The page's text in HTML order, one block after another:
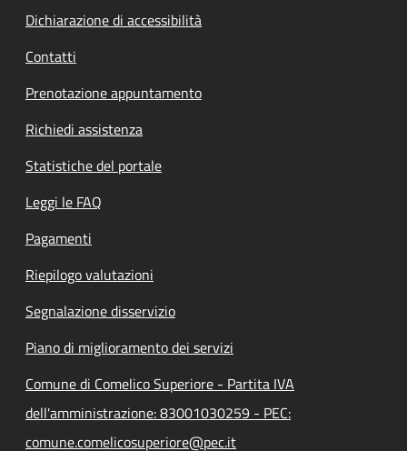
Dichiarazione di accessibilità
Contatti
Prenotazione appuntamento
Richiedi assistenza
Statistiche del portale
Leggi le FAQ
Pagamenti
Riepilogo valutazioni
Segnalazione disservizio
Piano di miglioramento dei servizi
Comune di Comelico Superiore - Partita IVA
dell'amministrazione: 83001030259 - PEC:
comune.comelicosuperiore@pec.it